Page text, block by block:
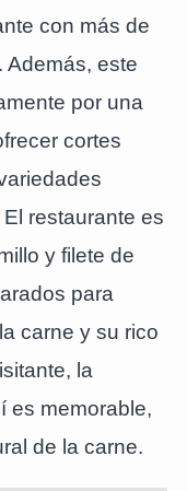
con más de
Además, este
por una
cortes
restaurante es
y filete de
para
carne y su rico
la
es memorable,
de la carne.